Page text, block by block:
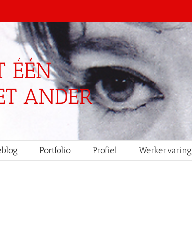
Portfolio Profiel Werkervaring